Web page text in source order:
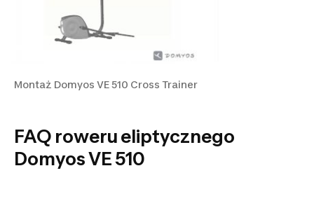
Montaż Domyos VE 510 Cross Trainer
FAQ roweru eliptycznego
Domyos VE 510